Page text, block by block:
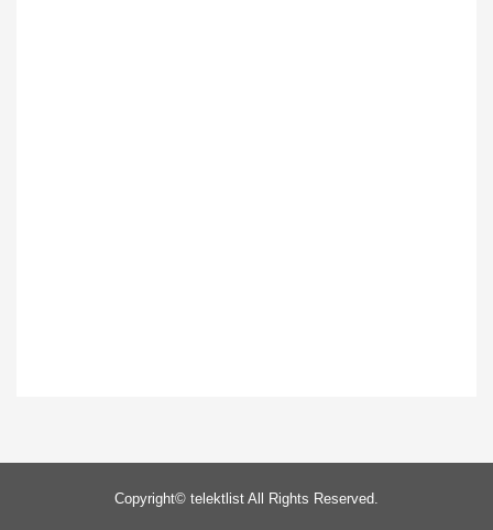
Copyright© telektlist All Rights Reserved.